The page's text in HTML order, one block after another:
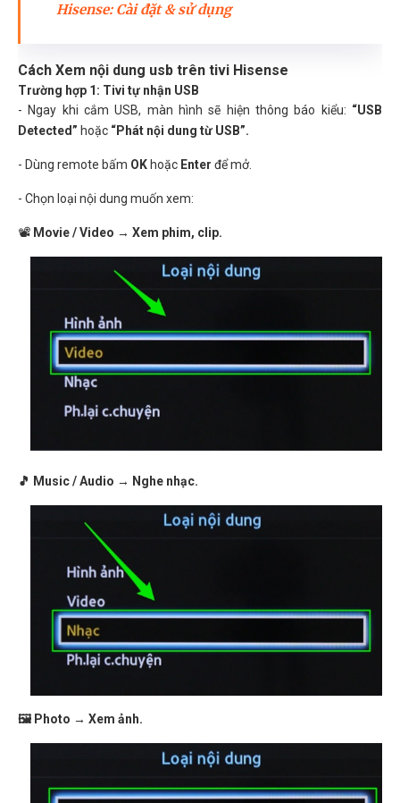
Hisense: Cài đặt & sử dụng
Cách Xem nội dung usb trên tivi Hisense
Trường hợp 1: Tivi tự nhận USB
- Ngay khi cắm USB, màn hình sẽ hiện thông báo kiểu: “USB
Detected” hoặc “Phát nội dung từ USB”.
- Dùng remote bấm OK hoặc Enter để mở.
- Chọn loại nội dung muốn xem:
📽 Movie / Video → Xem phim, clip.
🎵 Music / Audio → Nghe nhạc.
🖼 Photo → Xem ảnh.